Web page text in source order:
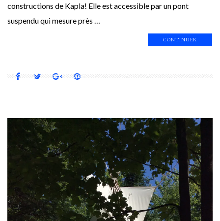
constructions de Kapla! Elle est accessible par un pont
suspendu qui mesure près …
CONTINUER